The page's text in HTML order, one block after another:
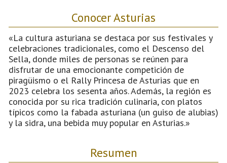
Conocer Asturias
«La cultura asturiana se destaca por sus festivales y
celebraciones tradicionales, como el Descenso del
Sella, donde miles de personas se reúnen para
disfrutar de una emocionante competición de
piragüismo o el Rally Princesa de Asturias que en
2023 celebra los sesenta años. Además, la región es
conocida por su rica tradición culinaria, con platos
típicos como la fabada asturiana (un guiso de alubias)
y la sidra, una bebida muy popular en Asturias.»
Resumen